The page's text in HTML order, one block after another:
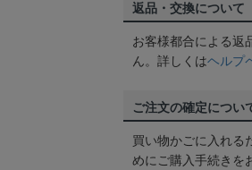
返品・交換について
お客様都合による返
ん。詳しくはヘルプ
ご注文の確定につい
買い物かごに入れる
めにご購入手続きを